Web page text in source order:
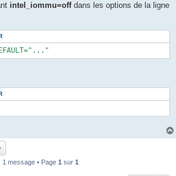
intel_iommu=offdans les options de la ligne
1 message • Page 1 sur 1